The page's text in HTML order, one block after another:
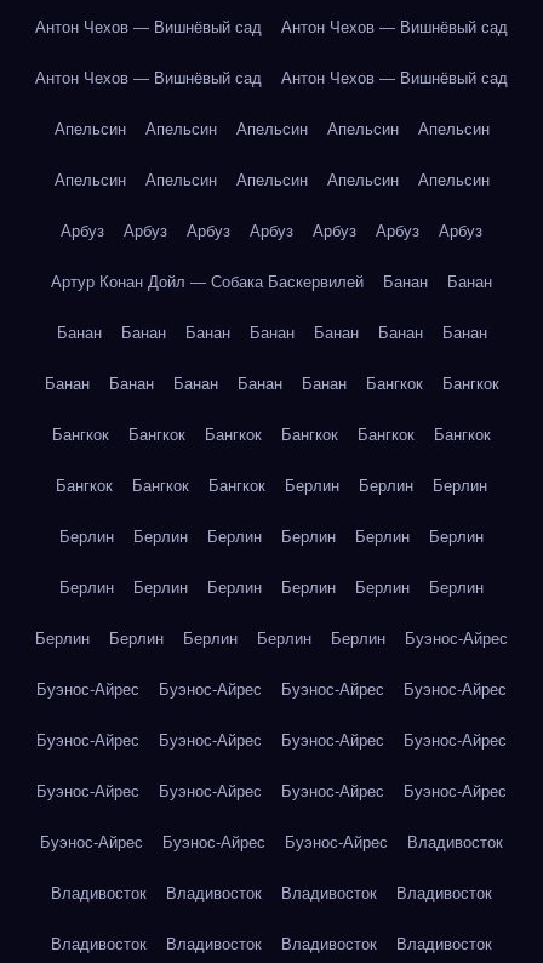
Антон Чехов — Вишнёвый сад Антон Чехов — Вишнёвый сад
Антон Чехов — Вишнёвый сад Антон Чехов — Вишнёвый сад
Апельсин Апельсин Апельсин Апельсин Апельсин
Апельсин Апельсин Апельсин Апельсин Апельсин
Арбуз Арбуз Арбуз Арбуз Арбуз Арбуз Арбуз
Артур Конан Дойл — Собака Баскервилей Банан Банан
Банан Банан Банан Банан Банан Банан Банан
Банан Банан Банан Банан Банан Бангкок Бангкок
Бангкок Бангкок Бангкок Бангкок Бангкок Бангкок
Бангкок Бангкок Бангкок Берлин Берлин Берлин
Берлин Берлин Берлин Берлин Берлин Берлин
Берлин Берлин Берлин Берлин Берлин Берлин
Берлин Берлин Берлин Берлин Берлин Буэнос-Айрес
Буэнос-Айрес Буэнос-Айрес Буэнос-Айрес Буэнос-Айрес
Буэнос-Айрес Буэнос-Айрес Буэнос-Айрес Буэнос-Айрес
Буэнос-Айрес Буэнос-Айрес Буэнос-Айрес Буэнос-Айрес
Буэнос-Айрес Буэнос-Айрес Буэнос-Айрес Владивосток
Владивосток Владивосток Владивосток Владивосток
Владивосток Владивосток Владивосток Владивосток